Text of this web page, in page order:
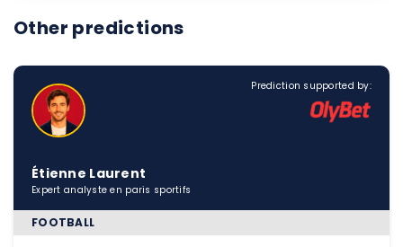
Other predictions
Prediction supported by:
Étienne Laurent
Expert analyste en paris sportifs
FOOTBALL